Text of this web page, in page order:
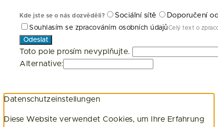
Kde jste se o nás dozvěděli? Sociální sítě Doporučení
Souhlasím se zpracováním osobních údajůCelý text o
Odeslat
Toto pole prosím nevyplňujte.
Alternative:
Datenschutzeinstellungen
Diese Website verwendet Cookies, um Ihre Erfahrung